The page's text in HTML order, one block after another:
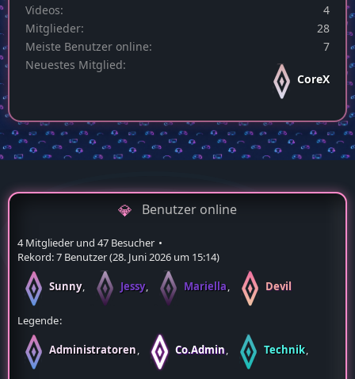
Videos
4
Mitglieder
28
Meiste Benutzer online
7
Neuestes Mitglied
CoreX
Benutzer online
4 Mitglieder und 47 Besucher
Rekord: 7 Benutzer (28. Juni 2026 um 15:14)
Sunny Jessy Mariella Devil
Legende
Administratoren Co.Admin Technik